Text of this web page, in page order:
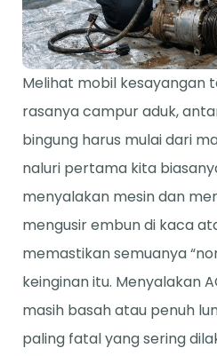
Melihat mobil kesayangan
rasanya campur aduk,
bingung harus mulai dari
naluri pertama kita
menyalakan mesin dan
mengusir embun di kaca
memastikan semuanya
keinginan itu. Menyalakan
masih basah atau penuh
paling fatal yang sering